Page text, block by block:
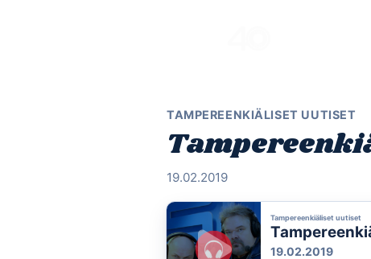
TAMPEREENKIÄLISET UUTISET
19.02.2019
Tampereenkiäliset uutiset
19.02.2019